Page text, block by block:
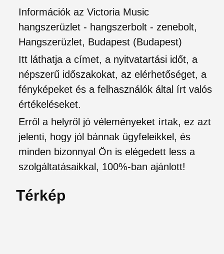
Információk az Victoria Music
hangszerüzlet - hangszerbolt - zenebolt,
Hangszerüzlet, Budapest (Budapest)
Itt láthatja a címet, a nyitvatartási időt, a
népszerű időszakokat, az elérhetőséget, a
fényképeket és a felhasználók által írt valós
értékeléseket.
Erről a helyről jó véleményeket írtak, ez azt
jelenti, hogy jól bánnak ügyfeleikkel, és
minden bizonnyal Ön is elégedett less a
szolgáltatásaikkal, 100%-ban ajánlott!
Térkép